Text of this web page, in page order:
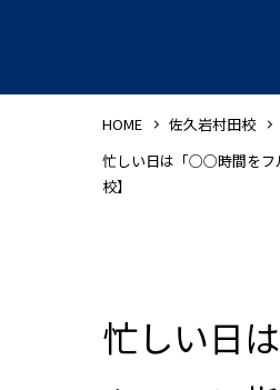
HOME
佐久岩村田校
忙しい日は「○○時間を
校】
忙しい日